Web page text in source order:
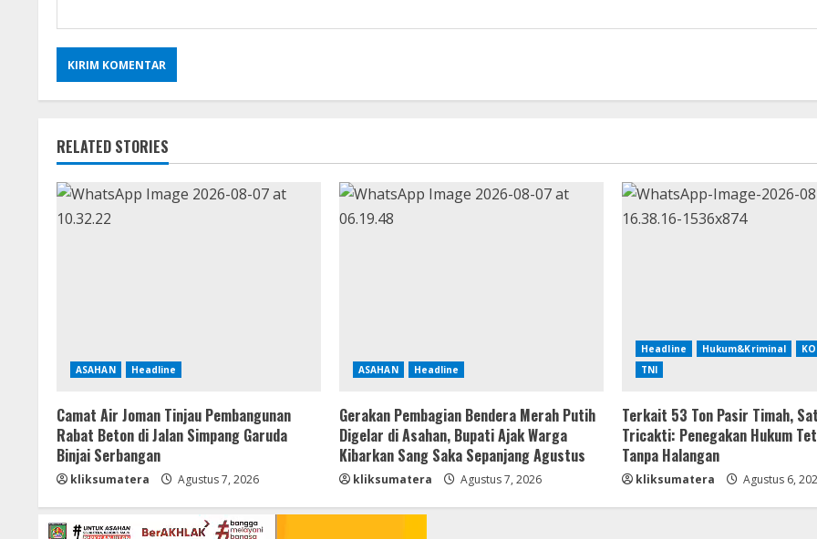
RELATED STORIES
ASAHAN Headline
Camat Air Joman Tinjau Pembangunan
Rabat Beton di Jalan Simpang Garuda
Binjai Serbangan
kliksumatera Agustus 7, 2026
ASAHAN Headline
Gerakan Pembagian Bendera Merah Putih
Digelar di Asahan, Bupati Ajak Warga
Kibarkan Sang Saka Sepanjang Agustus
kliksumatera Agustus 7, 2026
Headline Hukum&Kriminal
TNI
Terkait 53 Ton Pasir Timah,
Tricakti: Penegakan Hukum
Tanpa Halangan
kliksumatera Agustus 6,
Pemutar